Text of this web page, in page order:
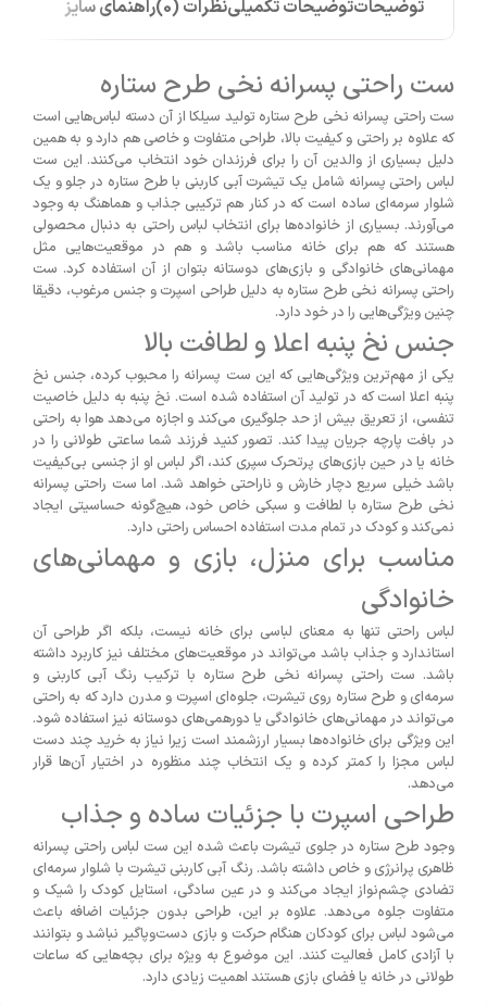
توضیحاتتوضیحات تکمیلینظرات (0) راهنمای سایز
ست راحتی پسرانه نخی طرح ستاره
ست راحتی پسرانه نخی طرح ستاره تولید سیلکا از آن دسته لباس‌هایی است
که علاوه بر راحتی و کیفیت بالا، طراحی متفاوت و خاصی هم دارد و به همین
دلیل بسیاری از والدین آن را برای فرزندان خود انتخاب می‌کنند. این ست
لباس راحتی پسرانه شامل یک تیشرت آبی کاربنی با طرح ستاره در جلو و یک
شلوار سرمه‌ای ساده است که در کنار هم ترکیبی جذاب و هماهنگ به وجود
می‌آورند. بسیاری از خانواده‌ها برای انتخاب لباس راحتی به دنبال محصولی
هستند که هم برای خانه مناسب باشد و هم در موقعیت‌هایی مثل
مهمانی‌های خانوادگی و بازی‌های دوستانه بتوان از آن استفاده کرد. ست
راحتی پسرانه نخی طرح ستاره به دلیل طراحی اسپرت و جنس مرغوب، دقیقا
چنین ویژگی‌هایی را در خود دارد.
جنس نخ پنبه اعلا و لطافت بالا
یکی از مهم‌ترین ویژگی‌هایی که این ست پسرانه را محبوب کرده، جنس نخ
پنبه اعلا است که در تولید آن استفاده شده است. نخ پنبه به دلیل خاصیت
تنفسی، از تعریق بیش از حد جلوگیری می‌کند و اجازه می‌دهد هوا به راحتی
در بافت پارچه جریان پیدا کند. تصور کنید فرزند شما ساعتی طولانی را در
خانه یا در حین بازی‌های پرتحرک سپری کند، اگر لباس او از جنسی بی‌کیفیت
باشد خیلی سریع دچار خارش و ناراحتی خواهد شد. اما ست راحتی پسرانه
نخی طرح ستاره با لطافت و سبکی خاص خود، هیچ‌گونه حساسیتی ایجاد
نمی‌کند و کودک در تمام مدت استفاده احساس راحتی دارد.
مناسب برای منزل، بازی و مهمانی‌های
خانوادگی
لباس راحتی تنها به معنای لباسی برای خانه نیست، بلکه اگر طراحی آن
استاندارد و جذاب باشد می‌تواند در موقعیت‌های مختلف نیز کاربرد داشته
باشد. ست راحتی پسرانه نخی طرح ستاره با ترکیب رنگ آبی کاربنی و
سرمه‌ای و طرح ستاره روی تیشرت، جلوه‌ای اسپرت و مدرن دارد که به راحتی
می‌تواند در مهمانی‌های خانوادگی یا دورهمی‌های دوستانه نیز استفاده شود.
این ویژگی برای خانواده‌ها بسیار ارزشمند است زیرا نیاز به خرید چند دست
لباس مجزا را کمتر کرده و یک انتخاب چند منظوره در اختیار آن‌ها قرار
می‌دهد.
طراحی اسپرت با جزئیات ساده و جذاب
وجود طرح ستاره در جلوی تیشرت باعث شده این ست لباس راحتی پسرانه
ظاهری پرانرژی و خاص داشته باشد. رنگ آبی کاربنی تیشرت با شلوار سرمه‌ای
تضادی چشم‌نواز ایجاد می‌کند و در عین سادگی، استایل کودک را شیک و
متفاوت جلوه می‌دهد. علاوه بر این، طراحی بدون جزئیات اضافه باعث
می‌شود لباس برای کودکان هنگام حرکت و بازی دست‌وپاگیر نباشد و بتوانند
با آزادی کامل فعالیت کنند. این موضوع به ویژه برای بچه‌هایی که ساعات
طولانی در خانه یا فضای بازی هستند اهمیت زیادی دارد.